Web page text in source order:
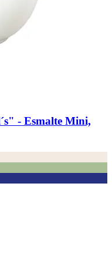
-​ Esmalte Mini,